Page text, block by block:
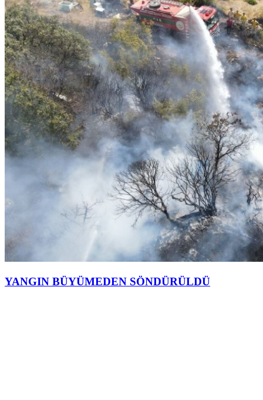
YANGIN BÜYÜMEDEN SÖNDÜRÜLDÜ